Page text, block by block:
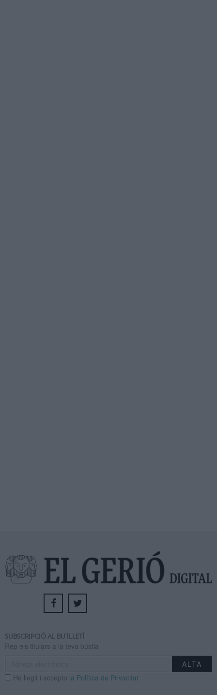
SUBSCRIPCIÓ AL BUTLLETÍ
Rep els titulars a la teva bústia
He llegit i accepto la Política de Privacitat